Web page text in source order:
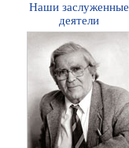
Наши заслуженные
деятели